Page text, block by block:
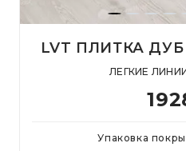
LVT ПЛИТКА
ЛЕГКИЕ ЛИНИИ
Упаковка